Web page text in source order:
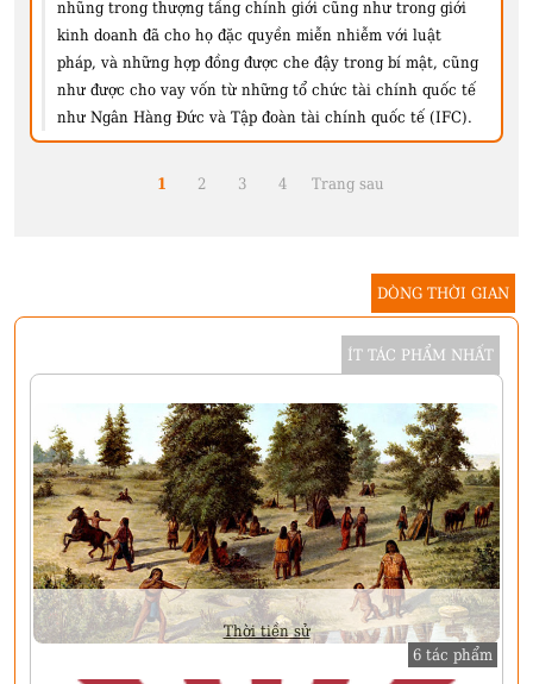
nhũng trong thượng tầng chính giới cũng như trong giới
kinh doanh đã cho họ đặc quyền miễn nhiễm với luật
pháp, và những hợp đồng được che đậy trong bí mật, cũng
như được cho vay vốn từ những tổ chức tài chính quốc tế
như Ngân Hàng Đức và Tập đoàn tài chính quốc tế (IFC).
1 2 3 4 Trang sau
DÒNG THỜI GIAN
ÍT TÁC PHẨM NHẤT
Thời tiền sử
6 tác phẩm